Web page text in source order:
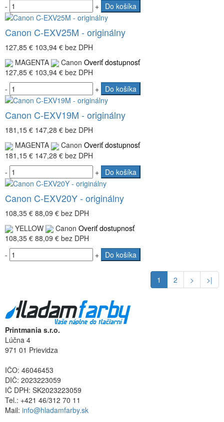
-
+ Do košíka
Canon C-EXV25M - originálny
127,85 € 103,94 € bez DPH
MAGENTA
Canon Overiť dostupnosť
127,85 € 103,94 € bez DPH
-
+ Do košíka
Canon C-EXV19M - originálny
181,15 € 147,28 € bez DPH
MAGENTA
Canon Overiť dostupnosť
181,15 € 147,28 € bez DPH
-
+ Do košíka
Canon C-EXV20Y - originálny
108,35 € 88,09 € bez DPH
YELLOW
Canon Overiť dostupnosť
108,35 € 88,09 € bez DPH
-
+ Do košíka
1 2 > >|
Printmania s.r.o.
Lúčna 4
971 01 Prievidza
IČO: 46046453
DIČ: 2023223059
IČ DPH: SK2023223059
Tel.: +421 46/312 70 11
Mail: info@hladamfarby.sk